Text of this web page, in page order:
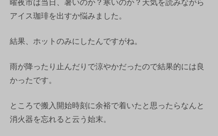
曜夜市は当日、暑いのか？寒いのか？天気を読みながら
アイス珈琲を出すか悩みました。
結果、ホットのみにしたんですがね。
雨が降ったり止んだりで涼やかだったので結果的には良
かったです。
ところで搬入開始時刻に余裕で着いたと思ったらなんと
消火器を忘れると云う始末。